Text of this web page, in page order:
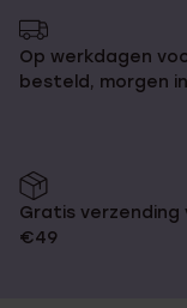
Op werkdagen
besteld, morgen
Gratis verzending
€49